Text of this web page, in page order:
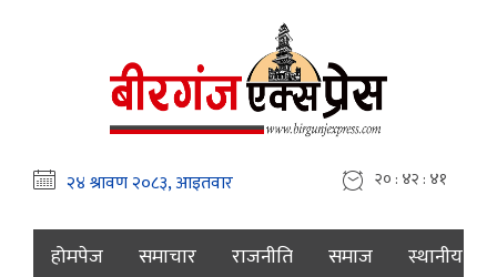
२० : ४२ : ४२
होमपेज समाचार राजनीति समाज स्थानीय